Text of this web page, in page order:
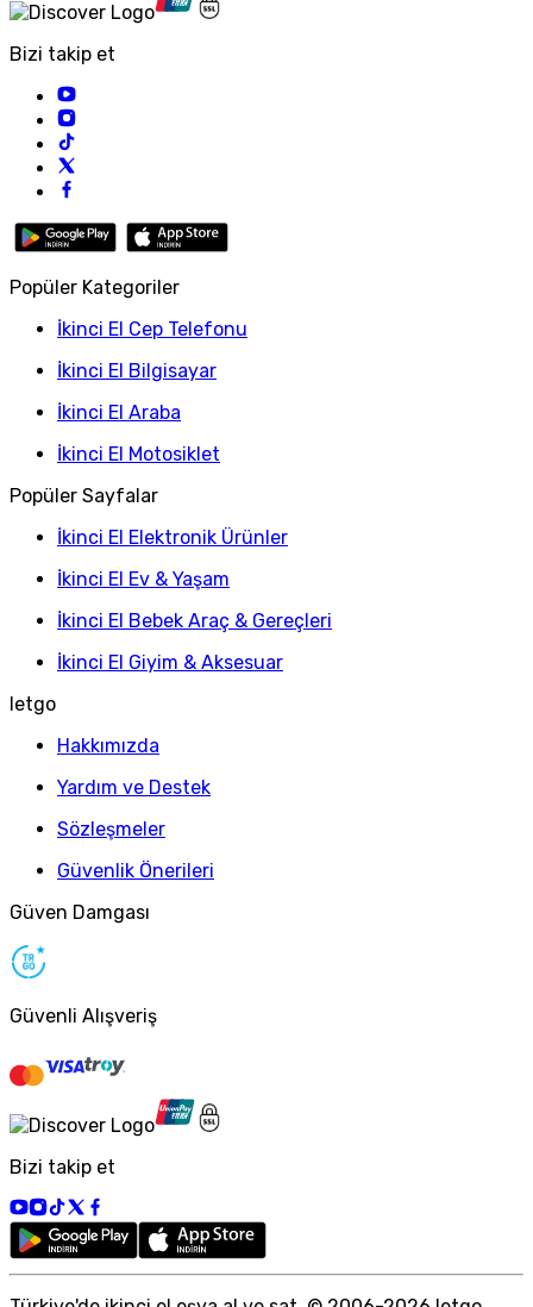
Bizi takip et
Popüler Kategoriler
İkinci El Cep Telefonu
İkinci El Bilgisayar
İkinci El Araba
İkinci El Motosiklet
Popüler Sayfalar
İkinci El Elektronik Ürünler
İkinci El Ev & Yaşam
İkinci El Bebek Araç & Gereçleri
İkinci El Giyim & Aksesuar
letgo
Hakkımızda
Yardım ve Destek
Sözleşmeler
Güvenlik Önerileri
Güven Damgası
Güvenli Alışveriş
Bizi takip et